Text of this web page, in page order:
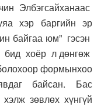
Элбэгсайханаас
хэр баргийн эр
байгаа юм” гэсэн
хоёр л дөнгөж
формынхоо
байсан. Бас
зөвлөх хүнгүй